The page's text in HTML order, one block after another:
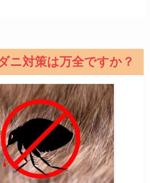
ニ対策は万全ですか？